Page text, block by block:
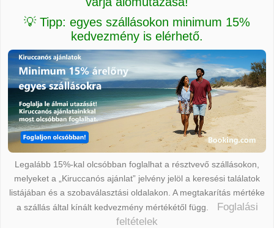
💡 Tipp: egyes szállásokon minimum 15%
kedvezmény is elérhető.
Legalább 15%-kal olcsóbban foglalhat a résztvevő szállásokon,
melyeket a „Kiruccanós ajánlat” jelvény jelöl a keresési találatok
listájában és a szobaválasztási oldalakon. A megtakarítás mértéke
a szállás által kínált kedvezmény mértékétől függ.
Foglalási
feltételek